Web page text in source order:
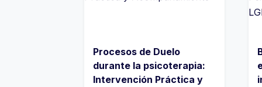
Procesos de Duelo
durante la psicoterapia:
Intervención Práctica y